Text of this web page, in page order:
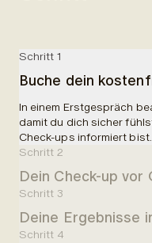
Schritt 1
Buche dein
In einem Erstgespräch
damit du dich sicher
Check-ups informiert bist.
Schritt 2
Dein Check-up vor
Untersuchungen
erfolgt ein 50-minütiger
Schritt 3
Deine Ergebnisse
Schritt 4